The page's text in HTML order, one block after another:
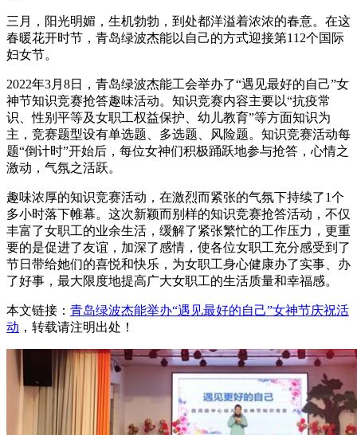
三月，阳光明媚，生机勃勃，到处都洋溢着浓浓的春意。在这
春暖花开时节，青岛绿波杰能以自己的方式迎接第112个国际
妇女节。
2022年3月8日，青岛绿波杰能工会举办了“遇见最好的自己”女
神节知识竞赛抢答趣味活动。知识竞赛内容主要以“抗疫常
识、性别平等及女职工权益保护、幼儿教育”等方面知识为
主，竞赛题型设有单选题、多选题、风险题。知识竞赛活动每
题“倒计时”开始后，每位女神们积极踊跃地参与抢答，心情之
激动，气氛之活跃。
趣味浓厚的知识竞赛活动，在激烈而紧张的气氛下持续了1个
多小时落下帷幕。这次新颖而别样的知识竞赛抢答活动，不仅
丰富了女职工的业余生活，缓解了紧张繁忙的工作压力，更重
要的是促进了友谊，加深了感情，使各位女职工充分感受到了
节日带给她们的喜悦和快乐，为女职工身心健康办了实事、办
了好事，最大限度地提高广大女职工的生活质量和幸福感。
本文链接： 青岛绿波杰能举办“遇见最好的自己”女神节庆祝活
动 ，转载请注明出处！